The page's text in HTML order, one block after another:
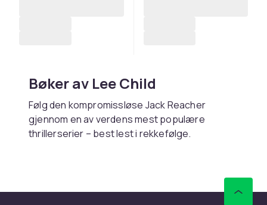
Bøker av Lee Child
Følg den kompromissløse Jack Reacher
gjennom en av verdens mest populære
thrillerserier – best lest i rekkefølge.